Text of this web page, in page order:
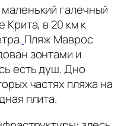
галечный
Крита, в 20 км к
Пляж Маврос
зонтами и
есть душ. Дно
частях пляжа на
плита.